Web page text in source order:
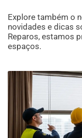
Explore também o
novidades e dicas
Reparos, estamos
espaços.